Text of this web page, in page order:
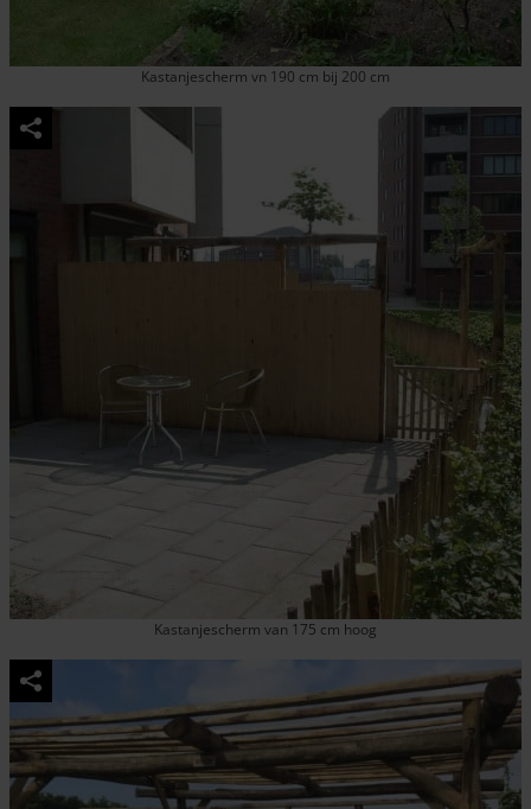
Kastanjescherm vn 190 cm bij 200 cm
Kastanjescherm van 175 cm hoog